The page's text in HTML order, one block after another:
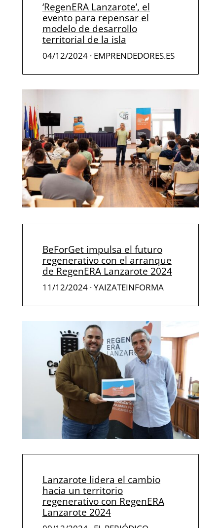
‘RegenERA Lanzarote’, el
evento para repensar el
modelo de desarrollo
territorial de la isla
04/12/2024· EMPRENDEDORES.ES
BeForGet impulsa el futuro
regenerativo con el arranque
de RegenERA Lanzarote 2024
11/12/2024· YAIZATEINFORMA
Lanzarote lidera el cambio
hacia un territorio
regenerativo con RegenERA
Lanzarote 2024